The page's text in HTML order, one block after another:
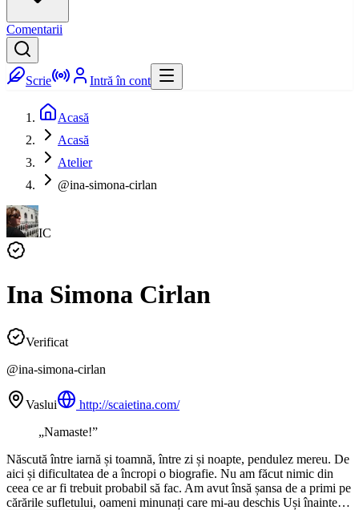
Comentarii
Scrie Intră în cont
Acasă
Acasă
Atelier
@ina-simona-cirlan
IC
Ina Simona Cirlan
Verificat
@ina-simona-cirlan
Vaslui
http://scaietina.com/
„Namaste!”
Născută între iarnă și toamnă, între zi și noapte, pendulez mereu. De
aici și dificultatea de a încropi o biografie. Nu am făcut nimic din
ceea ce ar fi trebuit probabil să fac. Am avut însă șansa de a primi pe
cărările sufletului, oameni minunați care mi-au deschis Uși înainte…